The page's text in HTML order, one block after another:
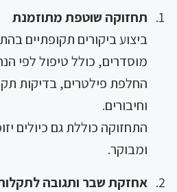
תחזוקה שוטפת מתוזמנת
ביצוע ביקורים תקופתיים
מוסדרים, כולל טיפול לפי
החלפת פילטרים, בדיקות
וחיבורים.
התחזוקה כוללת גם כיולים
ומבוקר.
אחזקת שבר ותגובה